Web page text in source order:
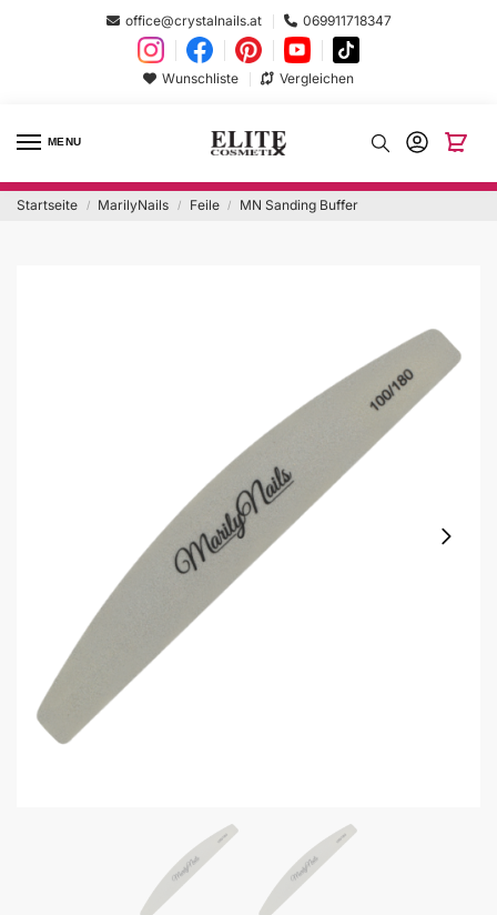
office@crystalnails.at 069911718347
Wunschliste Vergleichen
MENU
Startseite / MarilyNails / Feile / MN Sanding Buffer